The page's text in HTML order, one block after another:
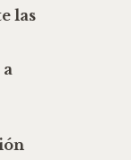
las